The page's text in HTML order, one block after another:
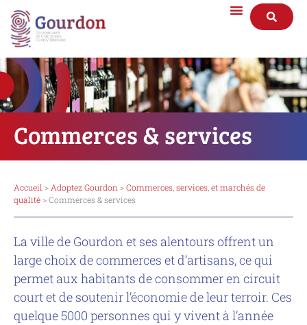
Commerces & services
Accueil > Adoptez Gourdon >Commerces, services, et marchés de
qualité > Commerces & services
La ville de Gourdon et ses alentours offrent un
large choix de commerces et d’artisans, ce qui
permet aux habitants de consommer en circuit
court et de soutenir l’économie de leur terroir. Ces
quelque 5000 personnes qui y vivent à l’année